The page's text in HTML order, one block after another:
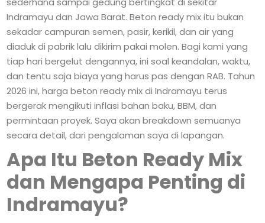
Indramayu dan Jawa Barat. Beton ready mix itu bukan
sekadar campuran semen, pasir, kerikil, dan air yang
diaduk di pabrik lalu dikirim pakai molen. Bagi kami yang
tiap hari bergelut dengannya, ini soal keandalan, waktu,
dan tentu saja biaya yang harus pas dengan RAB. Tahun
2026 ini, harga beton ready mix di Indramayu terus
bergerak mengikuti inflasi bahan baku, BBM, dan
permintaan proyek. Saya akan breakdown semuanya
secara detail, dari pengalaman saya di lapangan.
Apa Itu Beton Ready Mix
dan Mengapa Penting di
Indramayu?